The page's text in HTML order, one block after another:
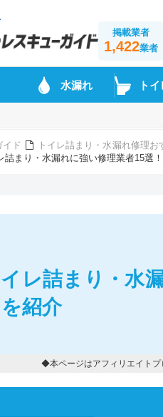
掲載業者
1,422業者
水漏れ トイ
ド トイレ詰まり・水漏れ修理
詰まり・水漏れに強い修理業者15選
レ詰まり・水
紹介
◆本ページはアフィリエイトプ